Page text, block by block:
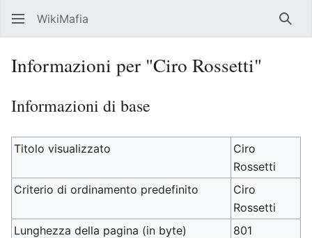
WikiMafia
Informazioni per "Ciro Rossetti"
Informazioni di base
Titolo visualizzato
Ciro
Rossetti
Criterio di ordinamento predefinito
Ciro
Rossetti
Lunghezza della pagina (in byte)
801